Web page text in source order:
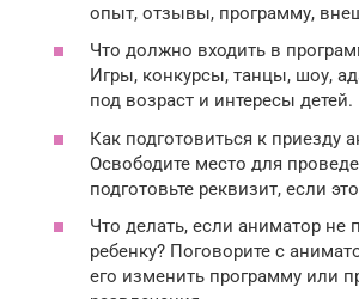
опыт, отзывы, программу,
Что должно входить в
Игры, конкурсы, танцы, шоу,
под возраст и интересы детей.
Как подготовиться к приезду
Освободите место для
подготовьте реквизит, если
Что делать, если аниматор не
ребенку? Поговорите с
его изменить программу или